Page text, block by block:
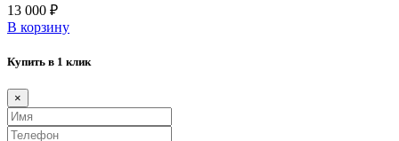
13 000 ₽
В корзину
Купить в 1 клик
×